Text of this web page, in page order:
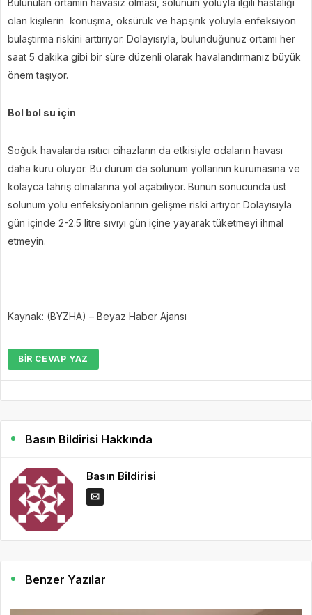
olan kişilerin konuşma, öksürük ve hapşırık yoluyla enfeksiyon
bulaştırma riskini arttırıyor. Dolayısıyla, bulunduğunuz ortamı her
saat 5 dakika gibi bir süre düzenli olarak havalandırmanız büyük
önem taşıyor.
Bol bol su için
Soğuk havalarda ısıtıcı cihazların da etkisiyle odaların havası
daha kuru oluyor. Bu durum da solunum yollarının kurumasına ve
kolayca tahriş olmalarına yol açabiliyor. Bunun sonucunda üst
solunum yolu enfeksiyonlarının gelişme riski artıyor. Dolayısıyla
gün içinde 2-2.5 litre sıvıyı gün içine yayarak tüketmeyi ihmal
etmeyin.
Kaynak: (BYZHA) – Beyaz Haber Ajansı
BIR CEVAP YAZ
Basın Bildirisi Hakkında
Basın Bildirisi
Benzer Yazılar